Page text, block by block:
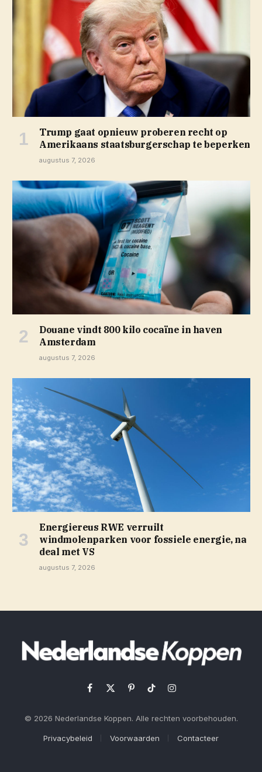
Trump gaat opnieuw proberen recht op
Amerikaans staatsburgerschap te beperken
augustus 7, 2026
Douane vindt 800 kilo cocaïne in haven
Amsterdam
augustus 7, 2026
Energiereus RWE verruilt
windmolenparken voor fossiele energie, na
deal met VS
augustus 7, 2026
Facebook
X
PinterestTikTokInstagram
© 2026 Nederlandse Koppen. Alle rechten voorbehouden.
Privacybeleid Voorwaarden Contacteer